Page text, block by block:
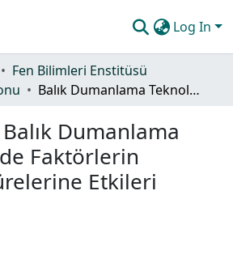
Log In
Fen Bilimleri Enstitüsü
Balık Dumanlama Teknolojisinde Faktörlerin Dayanma Sürelerine Etkileri
Balık Dumanlama
Faktörlerin
Etkileri